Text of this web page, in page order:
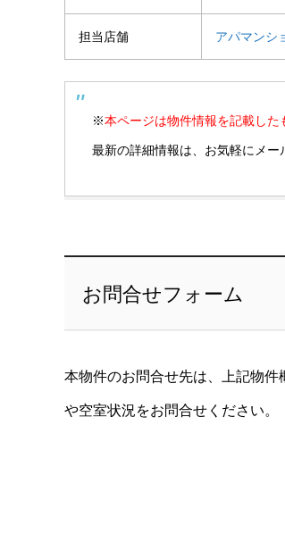
担当店舗 アパマンシ
※本ページは物件情報を記載した
最新の詳細情報は、お気軽にメー
お問合せフォーム
本物件のお問合せ先は、上記物
や空室状況をお問合せください。